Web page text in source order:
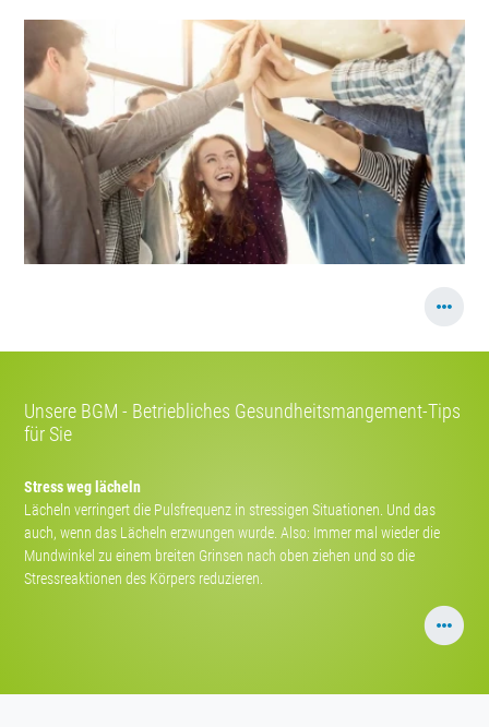
Unsere BGM - Betriebliches Gesundheitsmangement-Tips
für Sie
Stress weg lächeln
Lächeln verringert die Pulsfrequenz in stressigen Situationen. Und das
auch, wenn das Lächeln erzwungen wurde. Also: Immer mal wieder die
Mundwinkel zu einem breiten Grinsen nach oben ziehen und so die
Stressreaktionen des Körpers reduzieren.